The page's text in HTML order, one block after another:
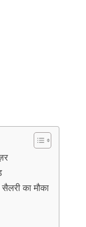
का मौका